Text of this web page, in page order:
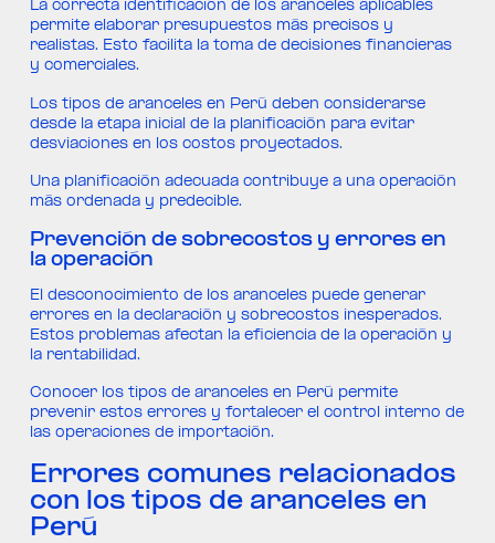
La correcta identificación de los aranceles aplicables
permite elaborar presupuestos más precisos y
realistas. Esto facilita la toma de decisiones financieras
y comerciales.
Los tipos de aranceles en Perú deben considerarse
desde la etapa inicial de la planificación para evitar
desviaciones en los costos proyectados.
Una planificación adecuada contribuye a una operación
más ordenada y predecible.
Prevención de sobrecostos y errores en
la operación
El desconocimiento de los aranceles puede generar
errores en la declaración y sobrecostos inesperados.
Estos problemas afectan la eficiencia de la operación y
la rentabilidad.
Conocer los tipos de aranceles en Perú permite
prevenir estos errores y fortalecer el control interno de
las operaciones de importación.
Errores comunes relacionados
con los tipos de aranceles en
Perú